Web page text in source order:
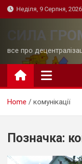
Skip
to
Неділя, 9 Серпня, 2026
СИЛА
все про
Home комунікації
Позначка: